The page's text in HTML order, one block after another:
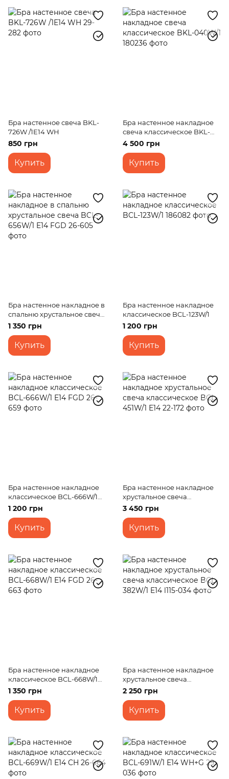
Бра настенное свеча BKL-
726W /1E14 WH
850 грн
Купить
Бра настенное накладное
свеча классическое BKL-
040W/1
4 500 грн
Купить
Бра настенное накладное в
спальню хрустальное свеча
BCL-656W/1 E14 FGD
1 350 грн
Купить
Бра настенное накладное
классическое BCL-123W/1
1 200 грн
Купить
Бра настенное накладное
классическое BCL-666W/1
E14 FGD
1 200 грн
Купить
Бра настенное накладное
хрустальное свеча
классическое BCL-451W/1
3 450 грн
Купить
Бра настенное накладное
классическое BCL-668W/1
E14 FGD
1 350 грн
Купить
Бра настенное накладное
хрустальное свеча
классическое BCL-382W/1
2 250 грн
Купить